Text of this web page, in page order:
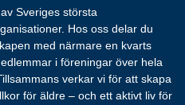
Sveriges största
Hos oss delar du
med närmare en kvarts
i föreningar över hela
verkar vi för att skapa
för äldre – och ett aktivt liv för